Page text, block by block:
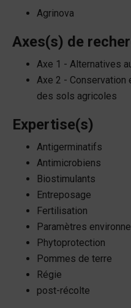
Agrinova
Axes(s) de
Axe 1 - Alternatives
Axe 2 - Conservation
des sols agricoles
Expertise(s)
Antigerminatifs
Antimicrobiens
Biostimulants
Entreposage
Fertilisation
Paramètres
Phytoprotection
Pommes de terre
Régie
post-récolte